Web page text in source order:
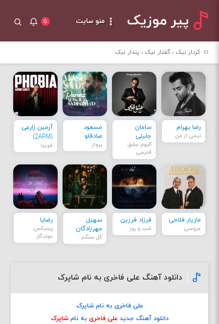
پیر موزیک منو سایت ۵
کردار نیک ، گفتار نیک ، پندار نیک
رضا بهرام
نیمی از من
سامان
جلیلی
آلبوم عشق
قدیمی
مسعود
صادقلو
پرواز
آرمین زارعی
(2AFM)
فوبیا
مازیار فلاحی
عروسی
فرزاد فرزین
شب و روز
سهیل
مهرزادگان
گل سنگم
رضایا
ریمیکس
موندگار
دانلود آهنگ علی فاخری به نام شاپرک
علی فاخری به نام شاپرک
دانلود آهنگ جدید علی فاخری به نامشاپرک